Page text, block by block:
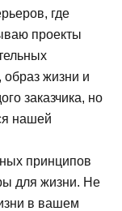
где
проекты
образ жизни и
заказчика, но
нашей
принципов
для жизни. Не
в вашем